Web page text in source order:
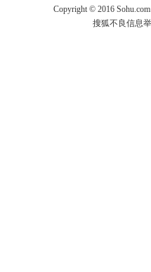
Copyright © 2016
搜狐不良信息